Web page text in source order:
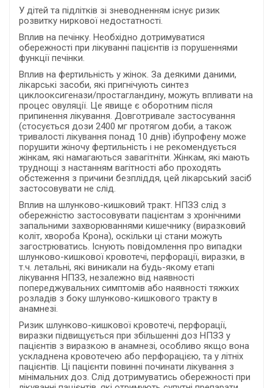
У дітей та підлітків зі зневодненням існує ризик
розвитку ниркової недостатності.
Вплив на печінку. Необхідно дотримуватися
обережності при лікуванні пацієнтів із порушеннями
функції печінки.
Вплив на фертильність у жінок. За деякими даними,
лікарські засоби, які пригнічують синтез
циклооксигенази/простагландину, можуть впливати на
процес овуляції. Це явище є оборотним після
припинення лікування. Довготривале застосування
(стосується дози 2400 мг протягом доби, а також
тривалості лікування понад 10 днів) ібупрофену може
порушити жіночу фертильність і не рекомендується
жінкам, які намагаються завагітніти. Жінкам, які мають
труднощі з настанням вагітності або проходять
обстеження з причини безпліддя, цей лікарський засіб
застосовувати не слід.
Вплив на шлунково-кишковий тракт. НПЗЗ слід з
обережністю застосовувати пацієнтам з хронічними
запальними захворюваннями кишечнику (виразковий
коліт, хвороба Крона), оскільки ці стани можуть
загострюватись. Існують повідомлення про випадки
шлунково-кишкової кровотечі, перфорації, виразки, в
т.ч. летальні, які виникали на будь-якому етапі
лікування НПЗЗ, незалежно від наявності
попереджувальних симптомів або наявності тяжких
розладів з боку шлунково-кишкового тракту в
анамнезі.
Ризик шлунково-кишкової кровотечі, перфорації,
виразки підвищується при збільшенні доз НПЗЗ у
пацієнтів з виразкою в анамнезі, особливо якщо вона
ускладнена кровотечею або перфорацією, та у літніх
пацієнтів. Ці пацієнти повинні починати лікування з
мінімальних доз. Слід дотримуватись обережності при